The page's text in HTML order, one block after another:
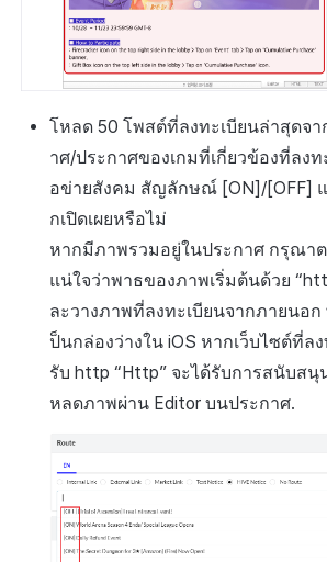
โหลด 50 โพสต์ที่ลงทะเบียนล่าสุดจา
าศ/ประกาศของเกมที่เกี่ยวข้องที่ลงท
อข่ายสังคม สัญลักษณ์ [ON]/[OFF]
กเปิดเผยหรือไม่
หากมีภาพรวมอยู่ในประกาศ กรุณา
แน่ใจว่าพาธของภาพเริ่มต้นด้วย
ละวางภาพที่ลงทะเบียนจากภายนอ
ป็นกล่องว่างใน iOS หากเว็บไซต์ที่ล
รับ http “Http” จะได้รับการสนับส
หลดภาพผ่าน Editor บนประกาศ.